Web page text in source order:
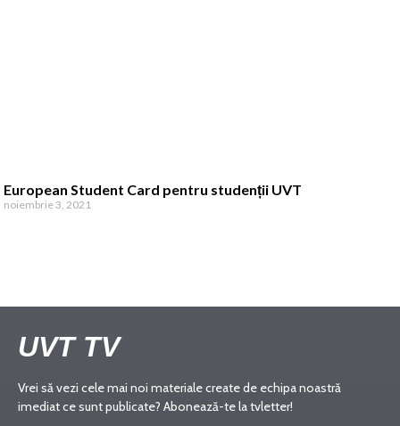
European Student Card pentru studenții UVT
noiembrie 3, 2021
UVT TV
Vrei să vezi cele mai noi materiale create de echipa noastră
imediat ce sunt publicate? Abonează-te la tvletter!